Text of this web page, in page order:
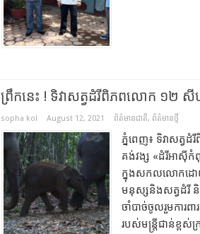
ព្រឹកនេះ ! ទិវាសត្វដំរីពិភពលោក ១២ សី
sopha kol August 12, 2021 ព័ត៌មានជាតិ, ព័ត៌មានថ្មី
ភ្នំពេញ៖ ទិវាសត្វ
គង់វង្ស «ដំរីអាស៊ីកំ
ក្នុងសកលលោកដោយស
មនុស្សនិងសត្វដំរី
ចាំបាច់ចូលរួមការពា
របស់មន្ត្រីជាន់ខ្ព